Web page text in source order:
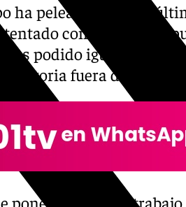
ha peleado hasta el
conseguir los 3
podido igualar el
victoria fuera de casa”
poner en valor el trabajo